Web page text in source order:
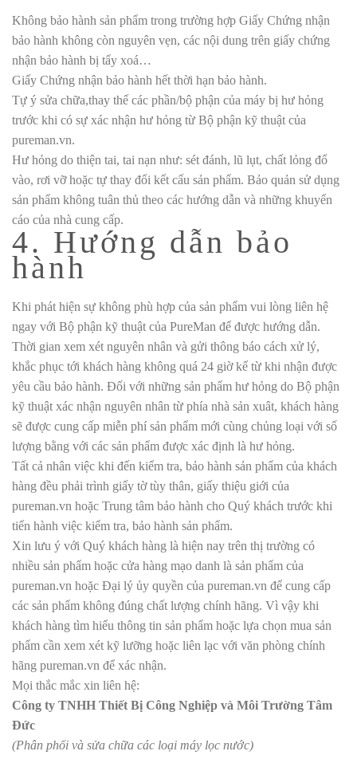
Không bảo hành sản phẩm trong trường hợp Giấy Chứng nhận
bảo hành không còn nguyên vẹn, các nội dung trên giấy chứng
nhận bảo hành bị tẩy xoá…
Giấy Chứng nhận bảo hành hết thời hạn bảo hành.
Tự ý sửa chữa,thay thế các phần/bộ phận của máy bị hư hỏng
trước khi có sự xác nhận hư hỏng từ Bộ phận kỹ thuật của
pureman.vn.
Hư hỏng do thiện tai, tai nạn như: sét đánh, lũ lụt, chất lỏng đổ
vào, rơi vỡ hoặc tự thay đổi kết cấu sản phẩm. Bảo quản sử dụng
sản phẩm không tuân thủ theo các hướng dẫn và những khuyến
cáo của nhà cung cấp.
4. Hướng dẫn bảo
hành
Khi phát hiện sự không phù hợp của sản phẩm vui lòng liên hệ
ngay với Bộ phận kỹ thuật của PureMan để được hướng dẫn.
Thời gian xem xét nguyên nhân và gửi thông báo cách xử lý,
khắc phục tới khách hàng không quá 24 giờ kể từ khi nhận được
yêu cầu bảo hành. Đối với những sản phẩm hư hỏng do Bộ phận
kỹ thuật xác nhận nguyên nhân từ phía nhà sản xuât, khách hàng
sẽ được cung cấp miễn phí sản phẩm mới cùng chủng loại với số
lượng bằng với các sản phẩm được xác định là hư hỏng.
Tất cả nhân việc khi đến kiểm tra, bảo hành sản phẩm của khách
hàng đều phải trình giấy tờ tùy thân, giấy thiệu giới của
pureman.vn hoặc Trung tâm bảo hành cho Quý khách trước khi
tiến hành việc kiểm tra, bảo hành sản phẩm.
Xin lưu ý với Quý khách hàng là hiện nay trên thị trường có
nhiều sản phẩm hoặc cửa hàng mạo danh là sản phẩm của
pureman.vn hoặc Đại lý ủy quyền của pureman.vn để cung cấp
các sản phẩm không đúng chất lượng chính hãng. Vì vậy khi
khách hàng tìm hiểu thông tin sản phẩm hoặc lựa chọn mua sản
phẩm cần xem xét kỹ lưỡng hoặc liên lạc với văn phòng chính
hãng pureman.vn để xác nhận.
Mọi thắc mắc xin liên hệ:
Công ty TNHH Thiết Bị Công Nghiệp và Môi Trường Tâm
Đức
(Phân phối và sửa chữa các loại máy lọc nước)